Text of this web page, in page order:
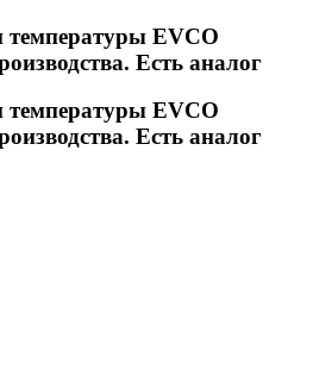
температуры EVCO
Есть аналог
температуры EVCO
Есть аналог